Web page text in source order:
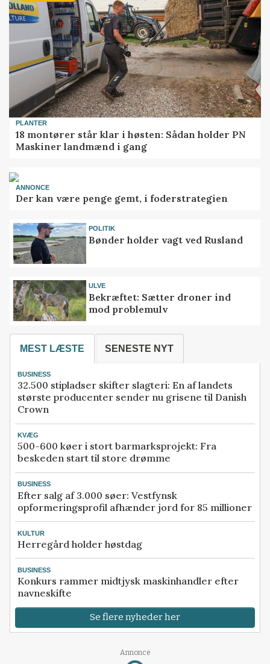
PLANTER
18 montører står klar i høsten: Sådan holder PN
Maskiner landmænd i gang
ANNONCE
Der kan være penge gemt, i foderstrategien
POLITIK
Bønder holder vagt ved Rusland
ULVE
Bekræftet: Sætter droner ind
mod problemulv
MEST LÆSTE SENESTE NYT
BUSINESS
32.500 stipladser skifter slagteri: En af landets
største producenter sender nu grisene til Danish
Crown
KVÆG
500-600 køer i stort barmarksprojekt: Fra
beskeden start til store drømme
BUSINESS
Efter salg af 3.000 søer: Vestfynsk
opformeringsprofil afhænder jord for 85 millioner
KULTUR
Herregård holder høstdag
BUSINESS
Konkurs rammer midtjysk maskinhandler efter
navneskifte
Se flere nyheder her
Annonce